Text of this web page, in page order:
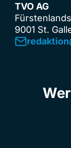
TVO AG
9001 St.